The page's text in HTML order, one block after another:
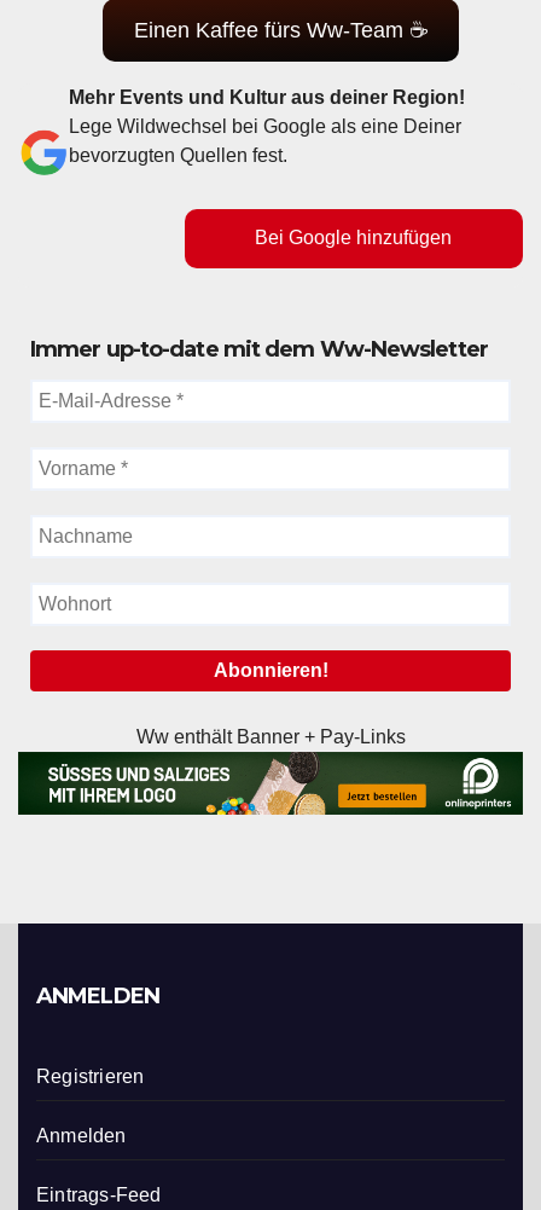
Einen Kaffee fürs Ww-Team ☕
Mehr Events und Kultur aus deiner Region!
Lege Wildwechsel bei Google als eine Deiner
bevorzugten Quellen fest.
Bei Google hinzufügen
Immer up-to-date mit dem Ww-Newsletter
Ww enthält Banner + Pay-Links
ANMELDEN
Registrieren
Anmelden
Eintrags-Feed